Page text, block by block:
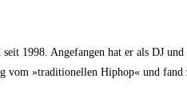
seit 1998. Ange­fan­gen hat er als DJ
vom »tra­di­tio­nel­len Hip­hop« und